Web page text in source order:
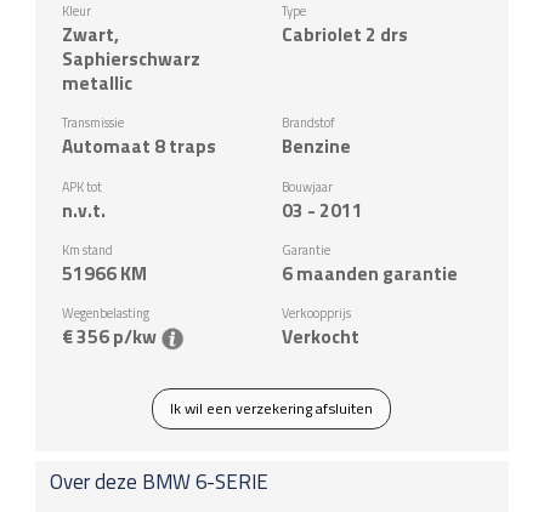
Kleur
Zwart,
Saphierschwarz
metallic
Type
Cabriolet 2 drs
Transmissie
Automaat 8 traps
Brandstof
Benzine
APK tot
n.v.t.
Bouwjaar
03 - 2011
Km stand
51966KM
Garantie
6 maanden garantie
Wegenbelasting
€ 356 p/kw
Verkoopprijs
Verkocht
Ik wil een verzekering afsluiten
Over deze BMW6-SERIE